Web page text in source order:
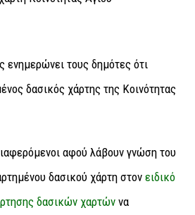
τους δημότες ότι
δασικός χάρτης της Κοινότητας
αφού λάβουν γνώση του
δασικού χάρτη στον ειδικό
δασικών χαρτών να